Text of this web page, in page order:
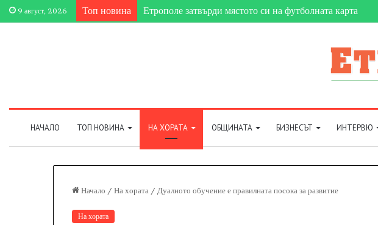
9 август, 2026 Топ новина Етрополе затвърди мястото си на футболната карта
НАЧАЛО ТОП НОВИНА НА ХОРАТА ОБЩИНАТА БИЗНЕСЪТ ИНТЕРВЮ
Начало / На хората / Дуалното обучение е правилната посока за развитие
На хората